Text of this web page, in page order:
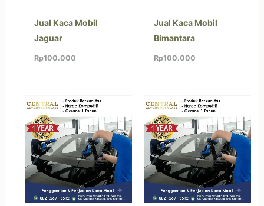
Jual Kaca Mobil
Jaguar
Rp100.000
Jual Kaca Mobil
Bimantara
Rp100.000